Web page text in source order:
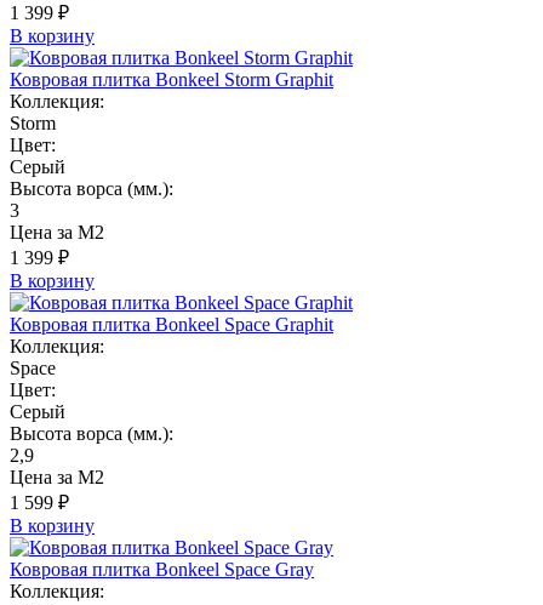
1 399 ₽
В корзину
Ковровая плитка Bonkeel Storm Graphit
Коллекция:
Storm
Цвет:
Серый
Высота ворса (мм.):
3
Цена за М2
1 399 ₽
В корзину
Ковровая плитка Bonkeel Space Graphit
Коллекция:
Space
Цвет:
Серый
Высота ворса (мм.):
2,9
Цена за М2
1 599 ₽
В корзину
Ковровая плитка Bonkeel Space Gray
Коллекция: